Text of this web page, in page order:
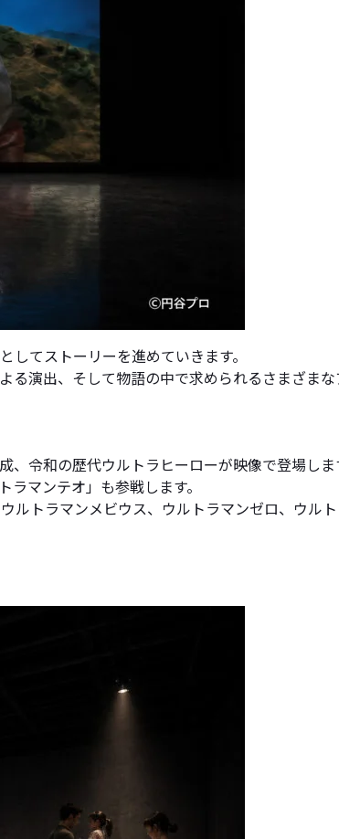
てストーリーを進めていきます。
演出、そして物語の中で求められるさまざま
令和の歴代ウルトラヒーローが映像で登場しま
マンテオ」も参戦します。
ルトラマンメビウス、ウルトラマンゼロ、ウル